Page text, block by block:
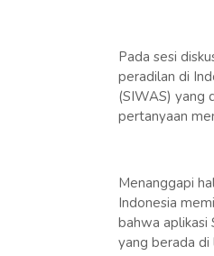
Pada sesi
peradilan di
(SIWAS) yang
pertanyaan
Menanggapi
Indonesia
bahwa aplikasi
yang berada di